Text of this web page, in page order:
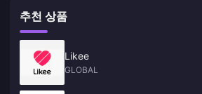
추천 상품
Likee
GLOBAL